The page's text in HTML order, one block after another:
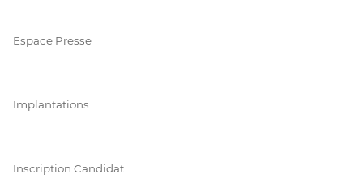
Espace Presse
Implantations
Inscription Candidat